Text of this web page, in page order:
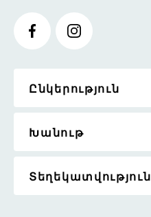
Ընկերություն
Խանութ
Տեղեկատվություն